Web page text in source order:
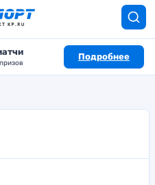
Подробнее